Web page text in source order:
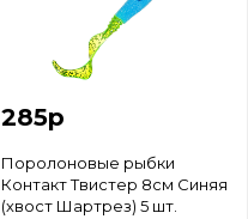
285р
Поролоновые рыбки
Контакт Твистер 8см Синяя
(хвост Шартрез) 5 шт.